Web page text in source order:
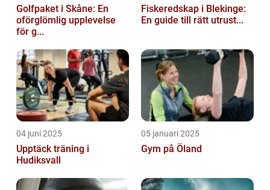
Golfpaket i Skåne: En
oförglömlig upplevelse
för g...
Fiskeredskap i Blekinge:
En guide till rätt utrust...
04 juni 2025
Upptäck träning i
Hudiksvall
05 januari 2025
Gym på Öland